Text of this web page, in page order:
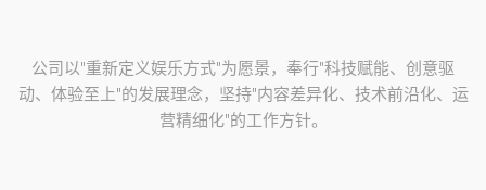
公司以"重新定义娱乐方式"为愿景，奉行"科技赋能、创意驱
动、体验至上"的发展理念，坚持"内容差异化、技术前沿化、运
营精细化"的工作方针。